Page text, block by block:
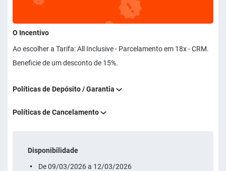
O Incentivo
Ao escolher a Tarifa: All Inclusive - Parcelamento em 18x - CRM.
Beneficie de um desconto de 15%.
Políticas de Depósito / Garantia
Políticas de Cancelamento
Disponibilidade
De 09/03/2026 a 12/03/2026